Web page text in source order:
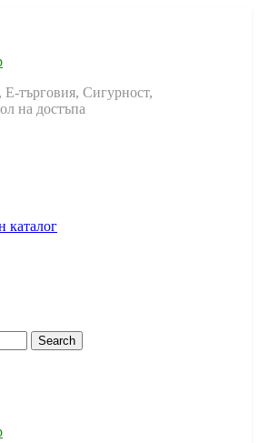
търговия, Сигурност,
на достъпа
каталог